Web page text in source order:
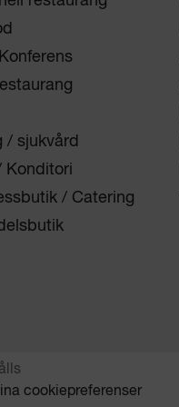
/ sjukvård
Konditori
/ Catering
cookiepreferenser